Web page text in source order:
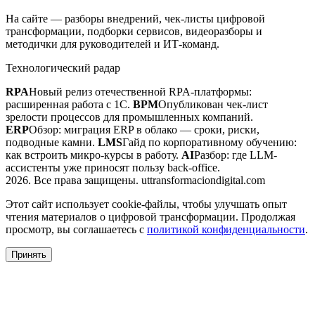
На сайте — разборы внедрений, чек-листы цифровой
трансформации, подборки сервисов, видеоразборы и
методички для руководителей и ИТ-команд.
Технологический радар
RPAНовый релиз отечественной RPA-платформы:
расширенная работа с 1С. BPMОпубликован чек-лист
зрелости процессов для промышленных компаний.
ERPОбзор: миграция ERP в облако — сроки, риски,
подводные камни. LMSГайд по корпоративному обучению:
как встроить микро-курсы в работу. AIРазбор: где LLM-
ассистенты уже приносят пользу back-office.
2026. Все права защищены. uttransformaciondigital.com
Этот сайт использует cookie-файлы, чтобы улучшать опыт
чтения материалов о цифровой трансформации. Продолжая
просмотр, вы соглашаетесь с политикой конфиденциальности.
Принять